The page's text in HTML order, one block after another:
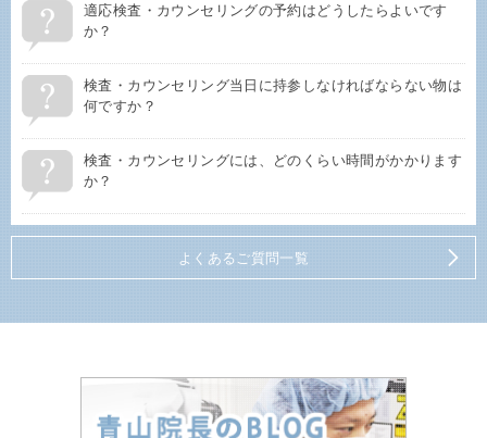
適応検査・カウンセリングの予約はどうしたらよいです
か？
検査・カウンセリング当日に持参しなければならない物は
何ですか？
検査・カウンセリングには、どのくらい時間がかかります
か？
よくあるご質問一覧